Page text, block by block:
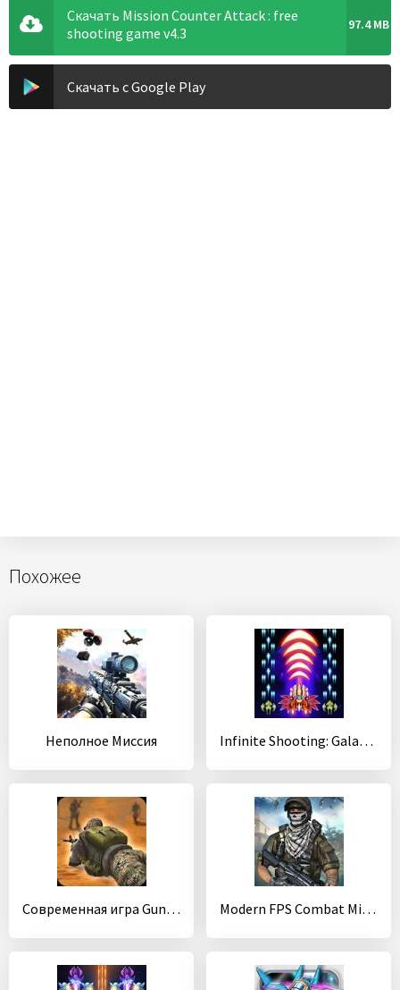
Скачать Mission Counter Attack : free
shooting game v4.3
97.4 MB
Скачать с Google Play
Похожее
Неполное Миссия Infinite Shooting: Galaxy War
Современная игра Gun Strike:Counter Shooting Games Modern FPS Combat Mission - Free Action Games 2020